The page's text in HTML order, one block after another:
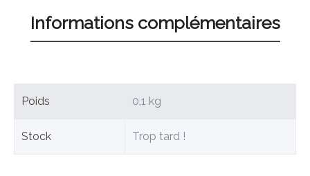
Informations complémentaires
Poids 0,1 kg
Stock Trop tard !